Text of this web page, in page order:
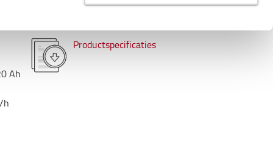
Ah
h
Productspecificaties